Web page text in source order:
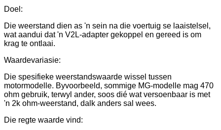
Doel:
Die weerstand dien as 'n sein na die voertuig se laaistelsel,
wat aandui dat 'n V2L-adapter gekoppel en gereed is om
krag te ontlaai.
Waardevariasie:
Die spesifieke weerstandswaarde wissel tussen
motormodelle. Byvoorbeeld, sommige MG-modelle mag 470
ohm gebruik, terwyl ander, soos dié wat versoenbaar is met
'n 2k ohm-weerstand, dalk anders sal wees.
Die regte waarde vind: